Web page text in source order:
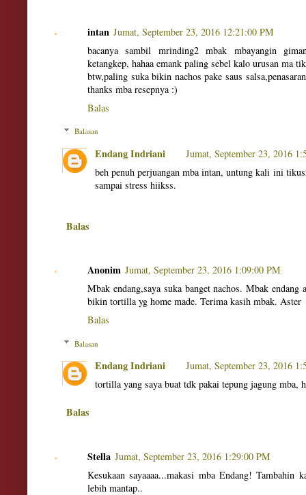
intan Jumat, September 23, 2016 12:21:00 PM
bacanya sambil mrinding2 mbak mbayangin
ketangkep, hahaa emank paling sebel kalo urusan ma
btw,paling suka bikin nachos pake saus
thanks mba resepnya :)
Balas
Balasan
Endang Indriani
Jumat, September 23, 2016
beh penuh perjuangan mba intan, untung kali ini
sampai stress hiikss.
Balas
Anonim Jumat, September 23, 2016 1:09:00 PM
Mbak endang,saya suka banget nachos. Mbak
bikin tortilla yg home made. Terima kasih mbak. Aster
Balas
Balasan
Endang Indriani
Jumat, September 23, 2016
tortilla yang saya buat tdk pakai tepung jagung mba,
Balas
Stella Jumat, September 23, 2016 1:29:00 PM
Kesukaan sayaaaa...makasi mba Endang! Tambahin
lebih mantap..